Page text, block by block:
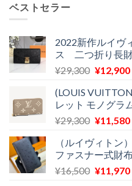
¥24,000
で
し
ベストセラー
2022新作ルイヴ
ス 二つ折り長
¥29,300 元
価
格
は
で
た。
¥12,900
(LOUIS
レット モノグラ
¥29,300 元
価
格
は
¥11,580
（ルイヴィトン
ファスナー式財
¥16,500 元
¥11,970